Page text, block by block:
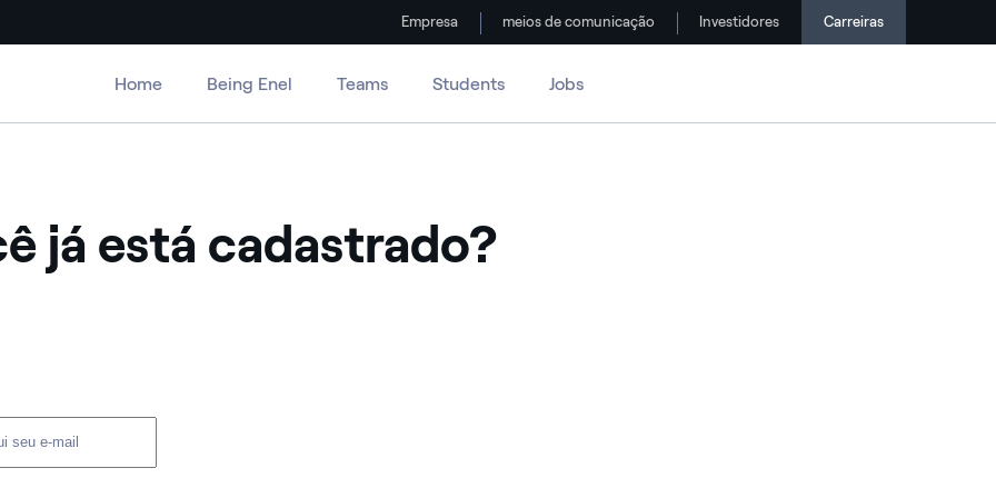
Empresa meios de comunicação Investidores Carreiras
Home Being Enel Teams Students Jobs
já está cadastrado?
e senha